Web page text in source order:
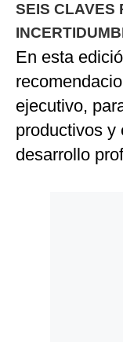
SEIS CLAVES
En esta
ejecutivo,
productivos y
desarrollo